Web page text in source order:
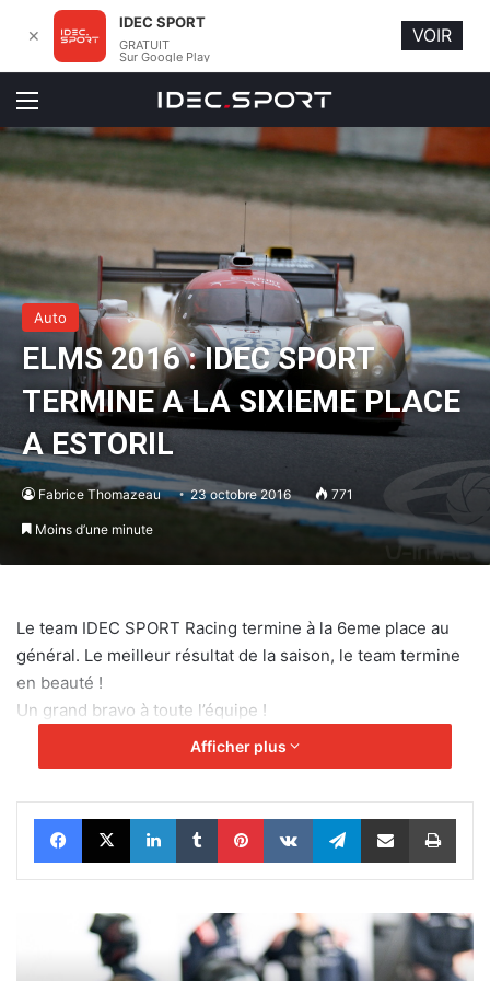
Menu
Auto
ELMS 2016 : IDEC SPORT
TERMINE A LA SIXIEME PLACE
A ESTORIL
Fabrice Thomazeau 23 octobre 2016 771
Moins d’une minute
Le team IDEC SPORT Racing termine à la 6eme place au
général. Le meilleur résultat de la saison, le team termine
en beauté !
Un grand bravo à toute l’équipe !
Afficher plus
Facebook
X LinkedinTumblrPinterestVKontakteTelegramPartager par email
✕
IDEC SPORT
GRATUIT
Sur Google Play
VOIR